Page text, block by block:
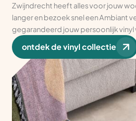
Zwijndrecht heeft alles voor jouw
langer en bezoek snel een Ambiant
gegarandeerd jouw persoonlijk vinyl
ontdek de vinyl collectie